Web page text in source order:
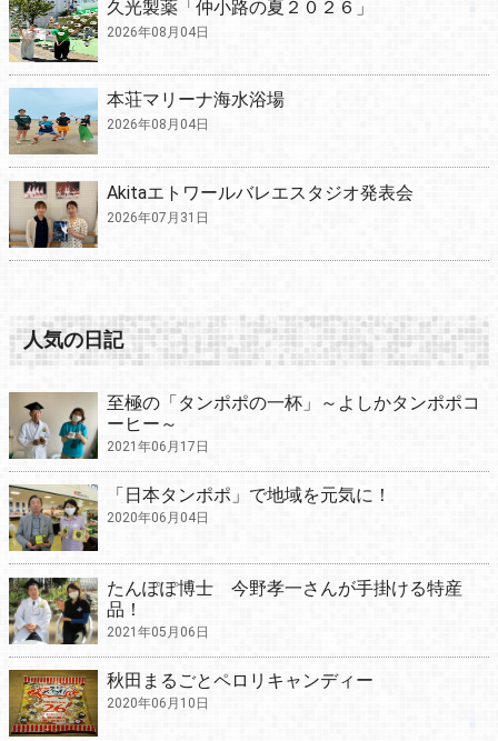
久光製薬「仲小路の夏２０２６」
2026年08月04日
本荘マリーナ海水浴場
2026年08月04日
Akitaエトワールバレエスタジオ発表会
2026年07月31日
人気の日記
至極の「タンポポの一杯」～よしかタンポポコ
ーヒー～
2021年06月17日
「日本タンポポ」で地域を元気に！
2020年06月04日
たんぽぽ博士 今野孝一さんが手掛ける特産
品！
2021年05月06日
秋田まるごとペロリキャンディー
2020年06月10日